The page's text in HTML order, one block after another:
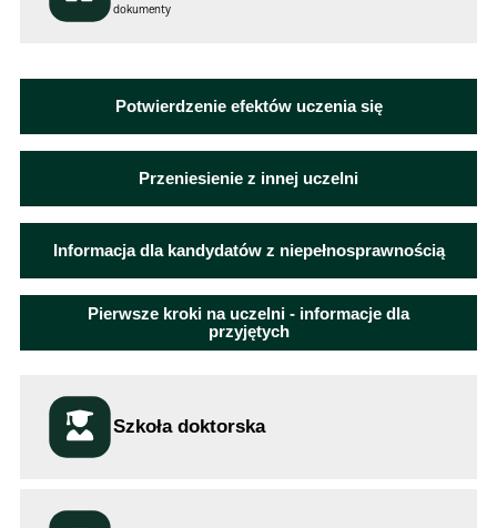
dokumenty
Potwierdzenie efektów uczenia się
Przeniesienie z innej uczelni
Informacja dla kandydatów z niepełnosprawnością
Pierwsze kroki na uczelni - informacje dla
przyjętych
Szkoła doktorska